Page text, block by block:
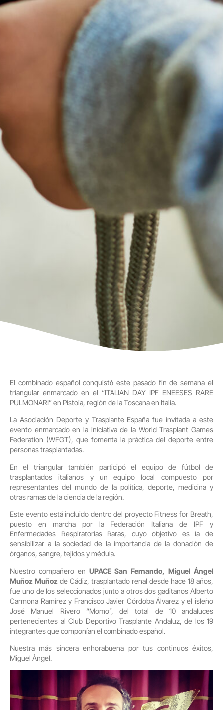
El combinado español conquistó este pasado fin de semana el
triangular enmarcado en el “ITALIAN DAY IPF ENEESES RARE
PULMONARI” en Pistoia, región de la Toscana en Italia.
La Asociación Deporte y Trasplante España fue invitada a este
evento enmarcado en la iniciativa de la World Trasplant Games
Federation (WFGT), que fomenta la práctica del deporte entre
personas trasplantadas.
En el triangular también participó el equipo de fútbol de
trasplantados italianos y un equipo local compuesto por
representantes del mundo de la política, deporte, medicina y
otras ramas de la ciencia de la región.
Este evento está incluido dentro del proyecto Fitness for Breath,
puesto en marcha por la Federación Italiana de IPF y
Enfermedades Respiratorias Raras, cuyo objetivo es la de
sensibilizar a la sociedad de la importancia de la donación de
órganos, sangre, tejidos y médula.
Nuestro compañero en UPACE San Fernando, Miguel Ángel
Muñoz Muñoz de Cádiz, trasplantado renal desde hace 18 años,
fue uno de los seleccionados junto a otros dos gaditanos Alberto
Carmona Ramírez y Francisco Javier Córdoba Álvarez y el isleño
José Manuel Rivero “Momo”, del total de 10 andaluces
pertenecientes al Club Deportivo Trasplante Andaluz, de los 19
integrantes que componían el combinado español.
Nuestra más sincera enhorabuena por tus continuos éxitos,
Miguel Ángel.